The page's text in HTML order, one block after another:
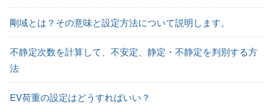
剛域とは？その意味と設定方法について説明します。
不静定次数を計算して、不安定、静定・不静定を判別する方
法
EV荷重の設定はどうすればいい？